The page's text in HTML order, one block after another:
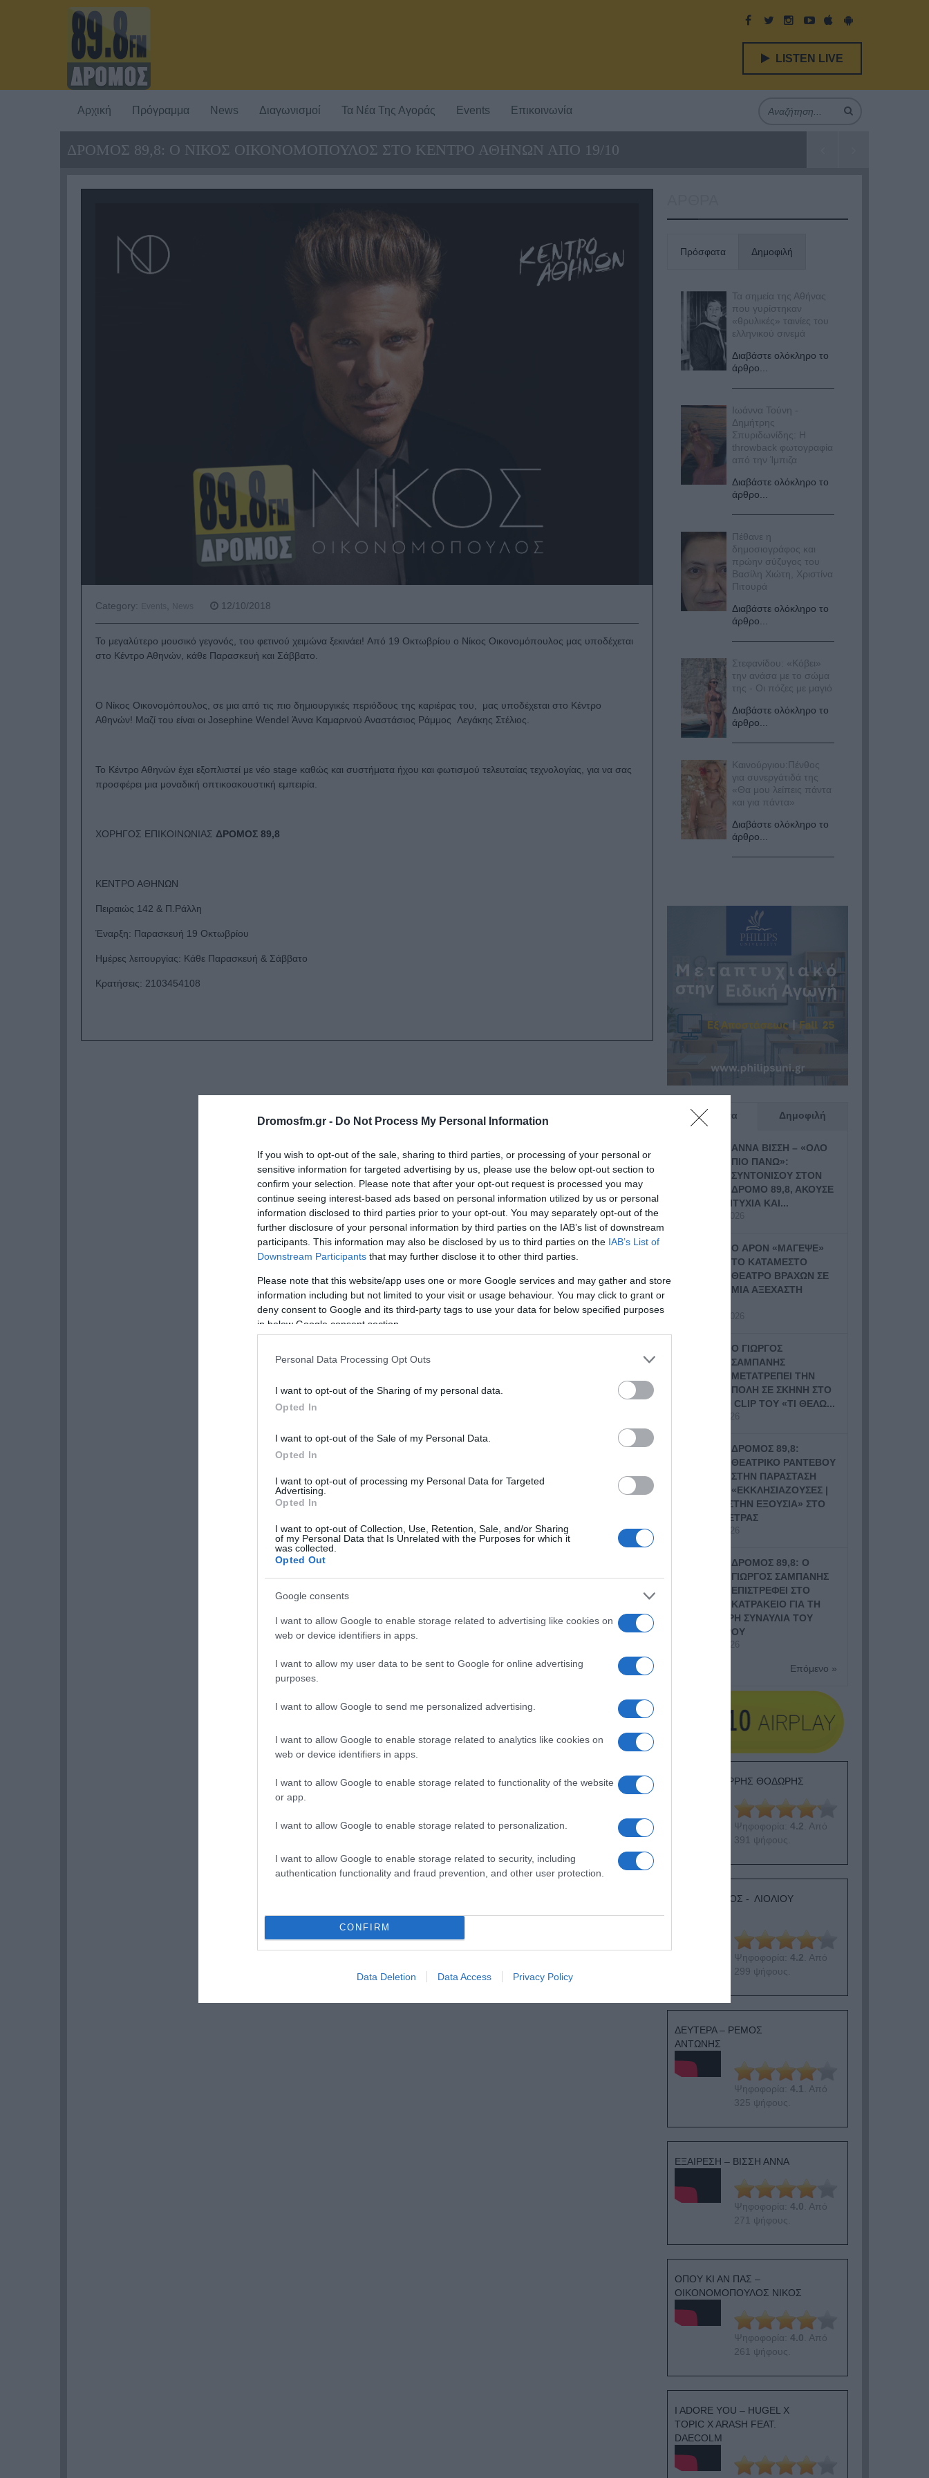
Dromosfm.gr - Do Not Process My Personal Information
If you wish to opt-out of the sale, sharing to third parties, or processing of your personal or
sensitive information for targeted advertising by us, please use the below opt-out section to
confirm your selection. Please note that after your opt-out request is processed you may
continue seeing interest-based ads based on personal information utilized by us or personal
information disclosed to third parties prior to your opt-out. You may separately opt-out of the
further disclosure of your personal information by third parties on the IAB’s list of downstream
participants. This information may also be disclosed by us to third parties on the IAB’s List of
Downstream Participants that may further disclose it to other third parties.
Please note that this website/app uses one or more Google services and may gather and store
information including but not limited to your visit or usage behaviour. You may click to grant or
deny consent to Google and its third-party tags to use your data for below specified purposes
in below Google consent section.
Personal Data Processing Opt Outs
I want to opt-out of the Sharing of my personal data.
Opted In
I want to opt-out of the Sale of my Personal Data.
Opted In
I want to opt-out of processing my Personal Data for Targeted
Advertising.
Opted In
I want to opt-out of Collection, Use, Retention, Sale, and/or Sharing
of my Personal Data that Is Unrelated with the Purposes for which it
was collected.
Opted Out
Google consents
I want to allow Google to enable storage related to advertising like cookies on
web or device identifiers in apps.
I want to allow my user data to be sent to Google for online advertising
purposes.
I want to allow Google to send me personalized advertising.
I want to allow Google to enable storage related to analytics like cookies on
web or device identifiers in apps.
I want to allow Google to enable storage related to functionality of the website
or app.
I want to allow Google to enable storage related to personalization.
I want to allow Google to enable storage related to security, including
authentication functionality and fraud prevention, and other user protection.
CONFIRM
Data Deletion Data Access Privacy Policy
LISTEN LIVE
Αρχική Πρόγραμμα News Διαγωνισμοί Τα Νέα Της Αγοράς Events Επικοινωνία
ΔΡΟΜΟΣ 89,8: O ΝΙΚΟΣ ΟΙΚΟΝΟΜΟΠΟΥΛΟΣ ΣΤΟ ΚΕΝΤΡΟ ΑΘΗΝΩΝ ΑΠΟ 19/10
Category: , News 12/10/2018
Το μεγαλύτερο μουσικό γεγονός, του φετινού χειμώνα ξεκινάει! Aπό 19 Οκτωβρίου ο Νίκος Οικονομόπουλος μας υποδέχεται
στο Κέντρο Αθηνών, κάθε Παρασκευή και Σάββατο.
Ο Νίκος Οικονομόπουλος, σε μια από τις πιο δημιουργικές περιόδους της καριέρας του, μας υποδέχεται στο Κέντρο
Αθηνών! Μαζί του είναι οι Josephine Wendel Άννα Καμαρινού Αναστάσιος Ράμμος Λεγάκης Στέλιος.
Το Κέντρο Αθηνών έχει εξοπλιστεί με νέο stage καθώς και συστήματα ήχου και φωτισμού τελευταίας τεχνολογίας, για να σας
προσφέρει μια μοναδική οπτικοακουστική εμπειρία.
ΧΟΡΗΓΟΣ ΕΠΙΚΟΙΝΩΝΙΑΣ ΔΡΟΜΟΣ 89,8
ΚΕΝΤΡΟ ΑΘΗΝΩΝ
Πειραιώς 142 & Π.Ράλλη
Έναρξη: Παρασκευή 19 Οκτωβρίου
Ημέρες λειτουργίας: Κάθε Παρασκευή & Σάββατο
Κρατήσεις: 2103454108
Πρόσφατα Δημοφιλή
Τα σημεία της Αθήνας
που γυρίστηκαν
«θρυλικές» ταινίες του
ελληνικού σινεμά
Διαβάστε ολόκληρο το
άρθρο...
Ιωάννα Τούνη -
Δημήτρης
Σπυριδωνίδης: Η
throwback φωτογραφία
από την Ίμπιζα
Διαβάστε ολόκληρο το
άρθρο...
Πέθανε η
δημοσιογράφος και
πρώην σύζυγος του
Βασίλη Χιώτη, Χριστίνα
Πιτουρά
Διαβάστε ολόκληρο το
άρθρο...
Στεφανίδου: «Κόβει»
την ανάσα με το σώμα
της - Οι πόζες με μαγιό
Διαβάστε ολόκληρο το
άρθρο...
Καινούργιου:Πένθος
για συνεργάτιδά της
«Θα μου λείπεις πάντα
και για πάντα»
Διαβάστε ολόκληρο το
άρθρο...
Πρόσφατα Δημοφιλή
ΑΝΝΑ ΒΙΣΣΗ – «ΟΛΟ
ΠΙΟ ΠΑΝΩ»:
ΣΥΝΤΟΝΙΣΟΥ ΣΤΟΝ
ΔΡΟΜΟ 89,8, ΑΚΟΥΣΕ
ΤΗ ΝΕΑ ΕΠΙΤΥΧΙΑ ΚΑΙ...
19 Ιουλίου, 2026
Ο APON «ΜΑΓΕΨΕ»
ΤΟ ΚΑΤΑΜΕΣΤΟ
ΘΕΑΤΡΟ ΒΡΑΧΩΝ ΣΕ
ΜΙΑ ΑΞΕΧΑΣΤΗ
14 Ιουλίου, 2026
Ο ΓΙΩΡΓΟΣ
ΣΑΜΠΑΝΗΣ
ΜΕΤΑΤΡΕΠΕΙ ΤΗΝ
ΠΟΛΗ ΣΕ ΣΚΗΝΗ ΣΤΟ
ΝΕΟ VIDEO CLIP ΤΟΥ «ΤΙ ΘΕΛΩ...
9 Ιουλίου, 2026
ΔΡΟΜΟΣ 89,8:
ΘΕΑΤΡΙΚΟ ΡΑΝΤΕΒΟΥ
ΣΤΗΝ ΠΑΡΑΣΤΑΣΗ
«ΕΚΚΛΗΣΙΑΖΟΥΣΕΣ |
ΓΥΝΑΙΚΕΣ ΣΤΗΝ ΕΞΟΥΣΙΑ» ΣΤΟ
ΘΕΑΤΡΟ ΠΕΤΡΑΣ
8 Ιουλίου, 2026
ΔΡΟΜΟΣ 89,8: Ο
ΓΙΩΡΓΟΣ ΣΑΜΠΑΝΗΣ
ΕΠΙΣΤΡΕΦΕΙ ΣΤΟ
ΚΑΤΡΑΚΕΙΟ ΓΙΑ ΤΗ
ΜΕΓΑΛΥΤΕΡΗ ΣΥΝΑΥΛΙΑ ΤΟΥ
ΦΘΙΝΟΠΩΡΟΥ
8 Ιουλίου, 2026
Επόμενο »
ΕΙΠΕΣ – ΦΕΡΡΗΣ ΘΟΔΩΡΗΣ
Ψηφοφορία: 4.2 . Από
391 ψήφους.
ΛΟΓΑΡΙΑΣΜΟΣ - ΛΙΟΛΙΟΥ
Ψηφοφορία: 4.2 . Από
299 ψήφους.
ΔΕΥΤΕΡΑ – ΡΕΜΟΣ
ΑΝΤΩΝΗΣ
Ψηφοφορία: 4.1 . Από
325 ψήφους.
ΕΞΑΙΡΕΣΗ – ΒΙΣΣΗ ΑΝΝΑ
Ψηφοφορία: 4.0 . Από
271 ψήφους.
ΟΠΟΥ ΚΙ ΑΝ ΠΑΣ –
ΟΙΚΟΝΟΜΟΠΟΥΛΟΣ ΝΙΚΟΣ
Ψηφοφορία: 4.0 . Από
261 ψήφους.
I ADORE YOU – HUGEL X
TOPIC X ARASH FEAT.
DAECOLM